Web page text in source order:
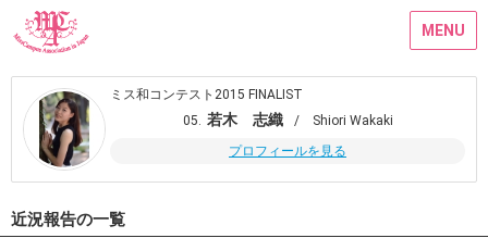
MENU
ミス和コンテスト2015 FINALIST
05. 若木 志織
/ Shiori Wakaki
プロフィールを見る
近況報告の一覧